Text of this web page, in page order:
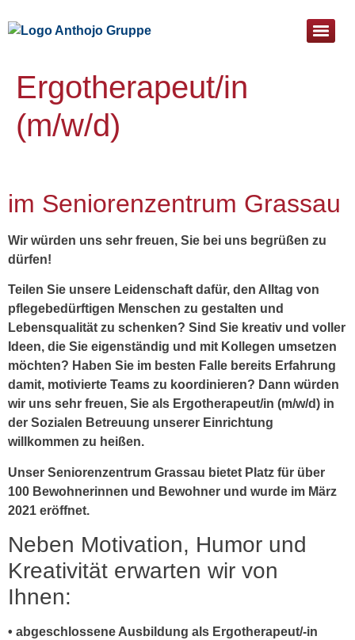
Ergotherapeut/in
(m/w/d)
im Seniorenzentrum Grassau
Wir würden uns sehr freuen, Sie bei uns begrüßen zu
dürfen!
Teilen Sie unsere Leidenschaft dafür, den Alltag von
pflegebedürftigen Menschen zu gestalten und
Lebensqualität zu schenken? Sind Sie kreativ und voller
Ideen, die Sie eigenständig und mit Kollegen umsetzen
möchten? Haben Sie im besten Falle bereits Erfahrung
damit, motivierte Teams zu koordinieren? Dann würden
wir uns sehr freuen, Sie als Ergotherapeut/in (m/w/d) in
der Sozialen Betreuung unserer Einrichtung
willkommen zu heißen.
Unser Seniorenzentrum Grassau bietet Platz für über
100 Bewohnerinnen und Bewohner und wurde im März
2021 eröffnet.
Neben Motivation, Humor und
Kreativität erwarten wir von
Ihnen:
• abgeschlossene Ausbildung als Ergotherapeut/-in